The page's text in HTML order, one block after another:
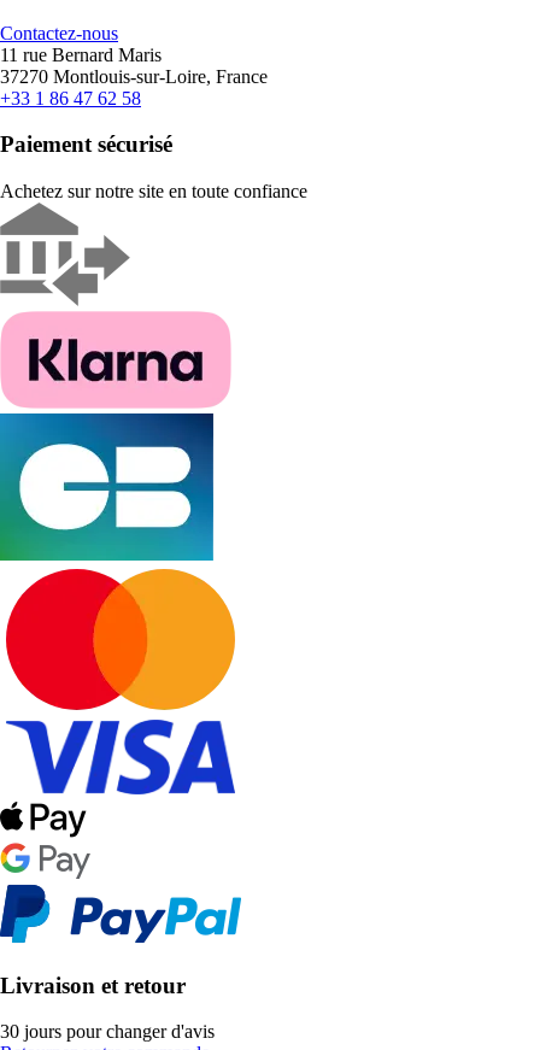
Contactez-nous
11 rue Bernard Maris
37270 Montlouis-sur-Loire, France
+33 1 86 47 62 58
Paiement sécurisé
Achetez sur notre site en toute confiance
Livraison et retour
30 jours pour changer d'avis